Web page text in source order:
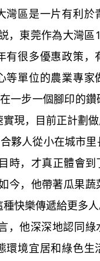
灣區是一片有利於
，東莞作為大灣區
有很多優惠政策，
等單位的農業專家
一步一個腳印的鑽
現，目前正計劃做
人從小在城市里
目時，才真正體會
今，他帶著瓜果
快樂傳遞給更多人
他深深地認同綠
環境宜居和綠色生